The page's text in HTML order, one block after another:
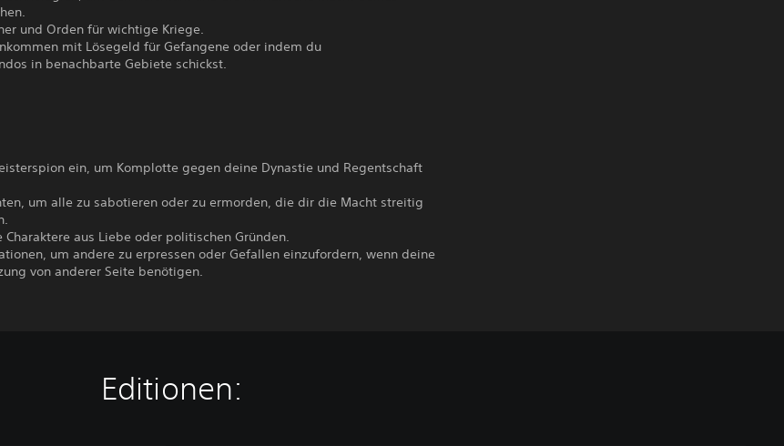
und Orden für wichtige Kriege.
mit Lösegeld für Gefangene oder indem du
in benachbarte Gebiete schickst.
ein, um Komplotte gegen deine Dynastie und Regentschaft
um alle zu sabotieren oder zu ermorden, die dir die Macht streitig
Charaktere aus Liebe oder politischen Gründen.
um andere zu erpressen oder Gefallen einzufordern, wenn deine
von anderer Seite benötigen.
Editionen: